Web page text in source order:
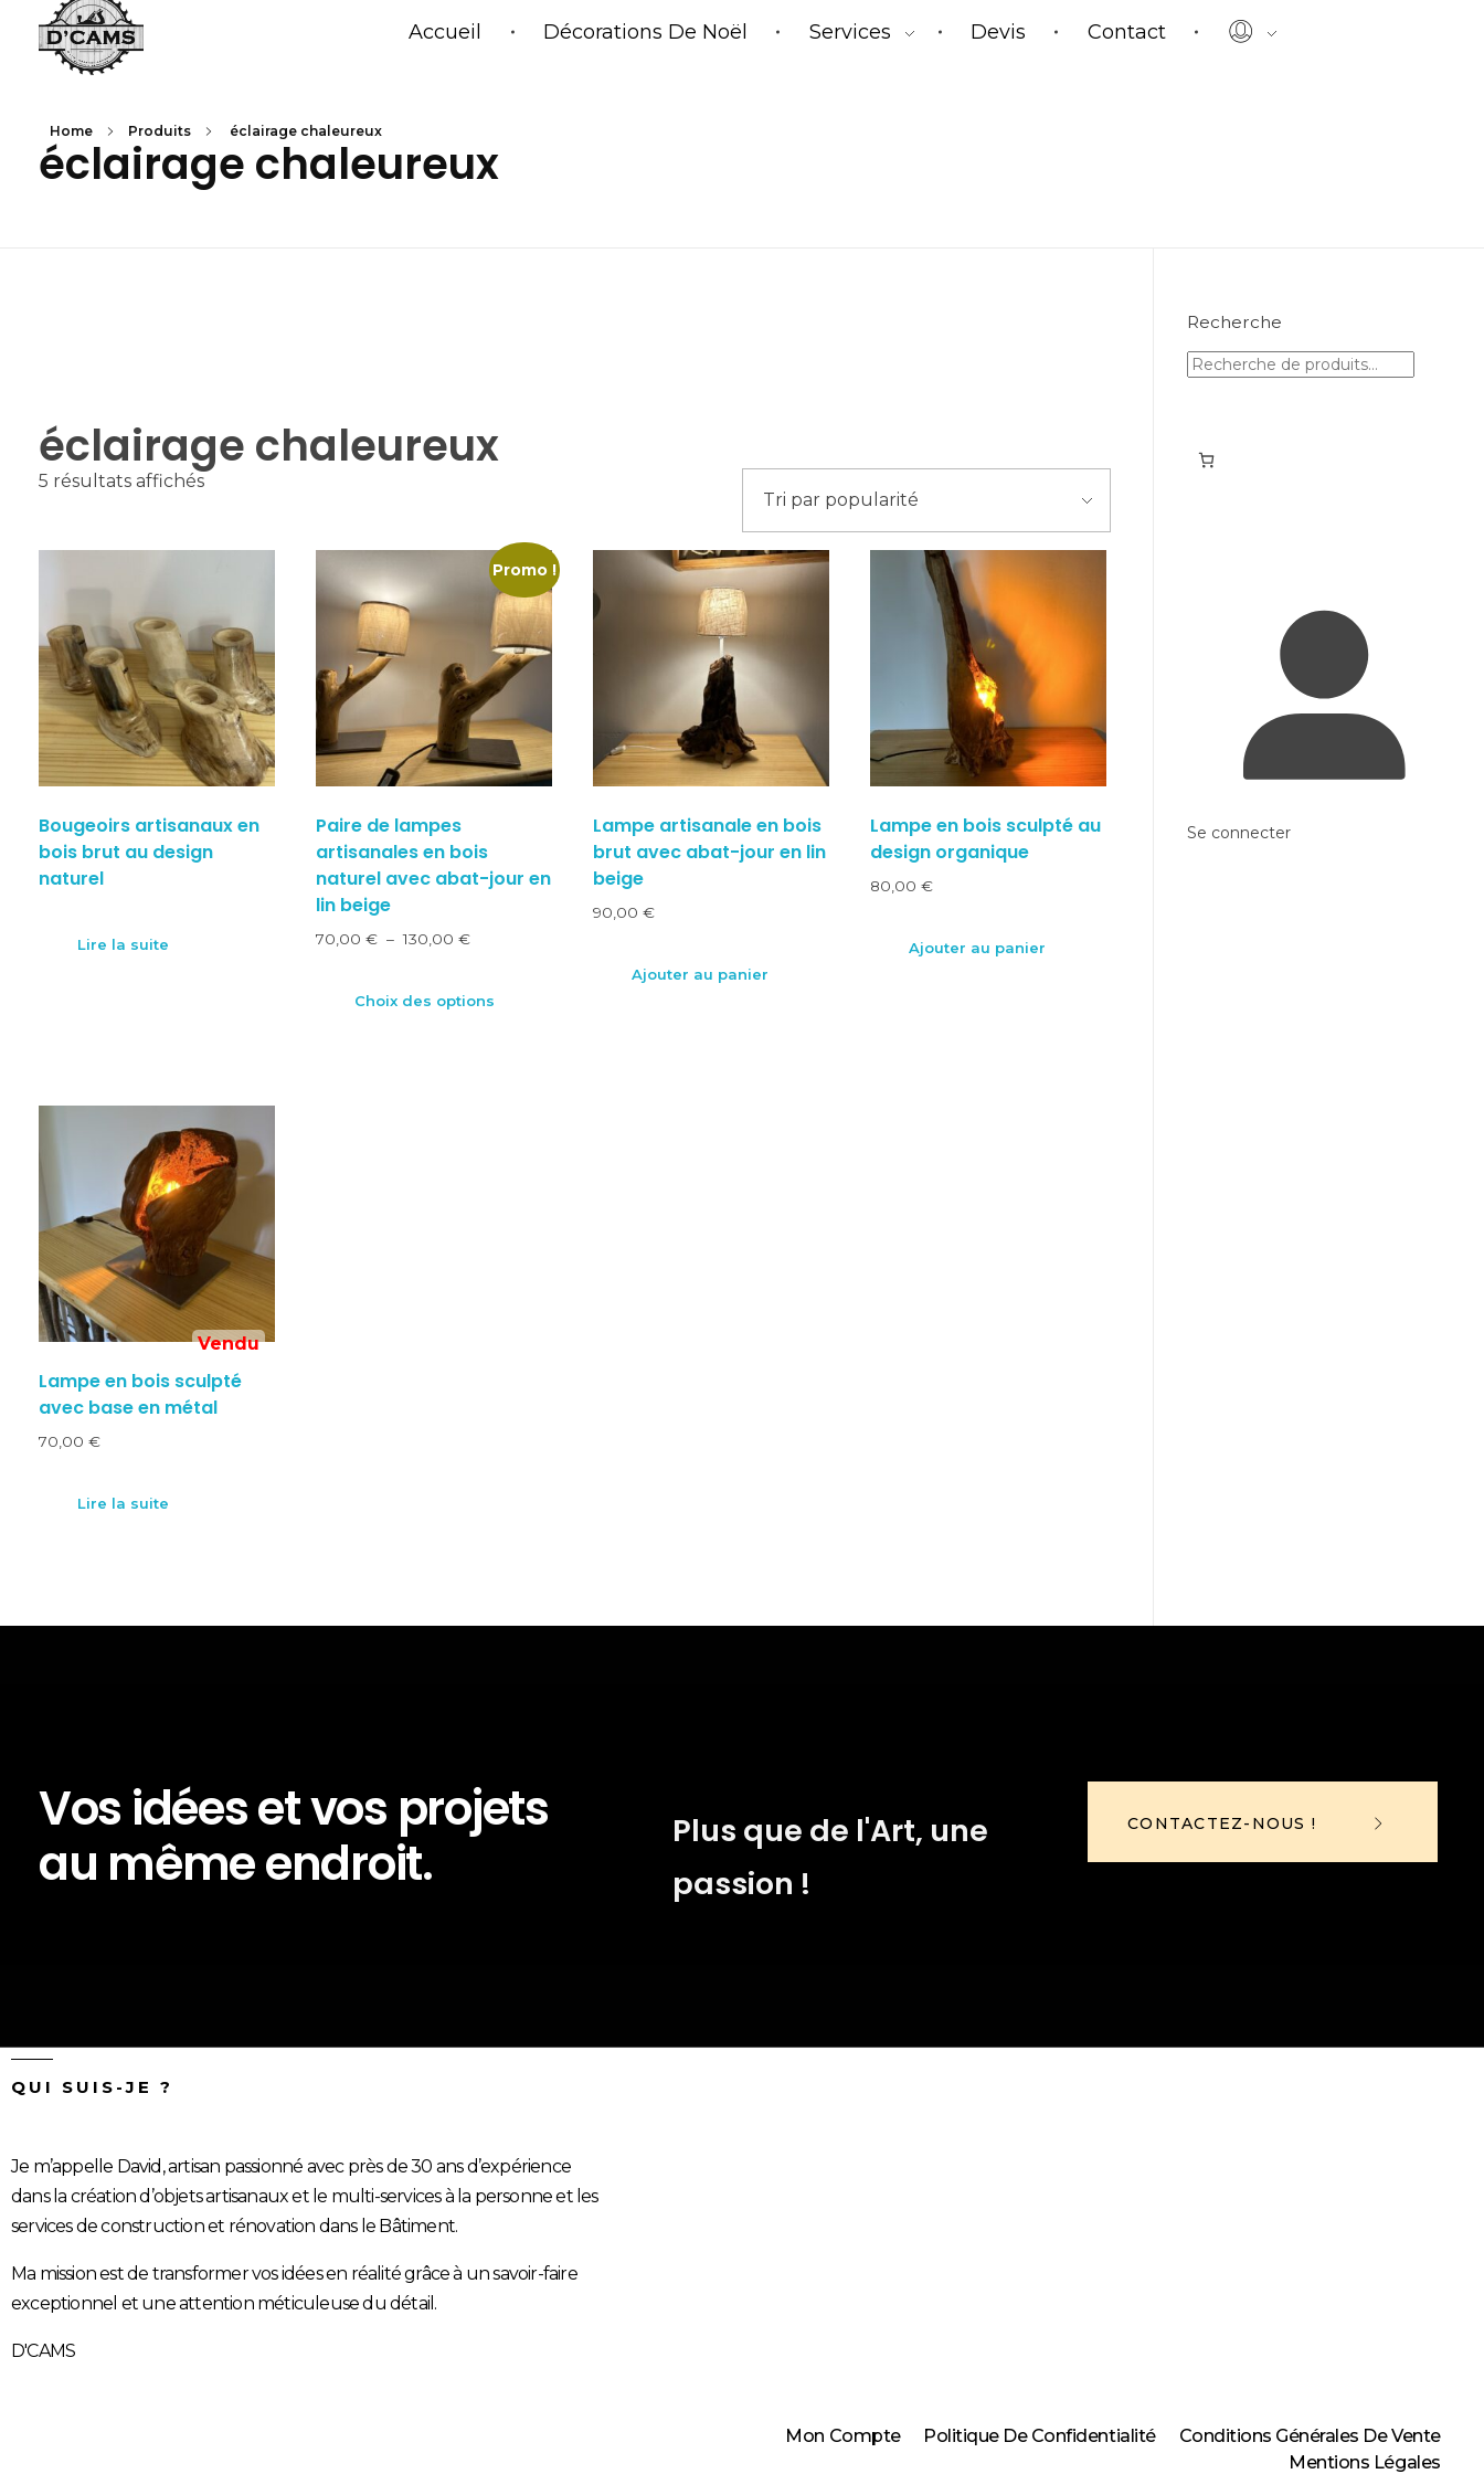
Accueil Décorations De Noël Services Devis Contact
Home Produits éclairage chaleureux
éclairage chaleureux
éclairage chaleureux
5 résultats affichés
Bougeoirs artisanaux en
bois brut au design
naturel
Lire la suite
Promo !
Paire de lampes
artisanales en bois
naturel avec abat-jour en
lin beige
70,00 € – 130,00 €
Choix des options
Lampe artisanale en bois
brut avec abat-jour en lin
beige
90,00 €
Ajouter au panier
Lampe en bois sculpté au
design organique
80,00 €
Ajouter au panier
Lampe en bois sculpté
avec base en métal
70,00 €
Lire la suite
Recherche
Se connecter
Vos idées et vos projets
au même endroit.
Plus que de l'Art, une
passion !
CONTACTEZ-NOUS !
QUI SUIS-JE ?
Je m’appelle David, artisan passionné avec près de 30 ans d’expérience
dans la création d’objets artisanaux et le multi-services à la personne et les
services de construction et rénovation dans le Bâtiment.
Ma mission est de transformer vos idées en réalité grâce à un savoir-faire
exceptionnel et une attention méticuleuse du détail.
D'CAMS
Mon Compte Politique De Confidentialité
Conditions Générales De Vente
Mentions Légales